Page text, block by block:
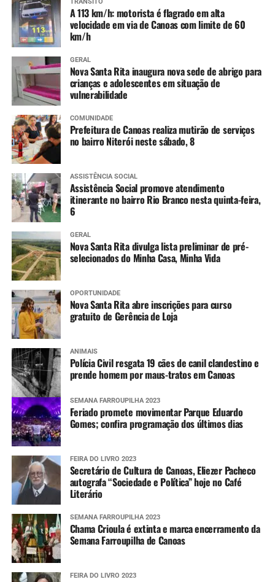
A 113 km/h: motorista é flagrado em alta
velocidade em via de Canoas com limite de 60
km/h
GERAL
Nova Santa Rita inaugura nova sede de abrigo para
crianças e adolescentes em situação de
vulnerabilidade
COMUNIDADE
Prefeitura de Canoas realiza mutirão de serviços
no bairro Niterói neste sábado, 8
ASSISTÊNCIA SOCIAL
Assistência Social promove atendimento
itinerante no bairro Rio Branco nesta quinta-feira,
6
GERAL
Nova Santa Rita divulga lista preliminar de pré-
selecionados do Minha Casa, Minha Vida
OPORTUNIDADE
Nova Santa Rita abre inscrições para curso
gratuito de Gerência de Loja
ANIMAIS
Polícia Civil resgata 19 cães de canil clandestino e
prende homem por maus-tratos em Canoas
SEMANA FARROUPILHA 2023
Feriado promete movimentar Parque Eduardo
Gomes; confira programação dos últimos dias
FEIRA DO LIVRO 2023
Secretário de Cultura de Canoas, Eliezer Pacheco
autografa “Sociedade e Política” hoje no Café
Literário
SEMANA FARROUPILHA 2023
Chama Crioula é extinta e marca encerramento da
Semana Farroupilha de Canoas
FEIRA DO LIVRO 2023